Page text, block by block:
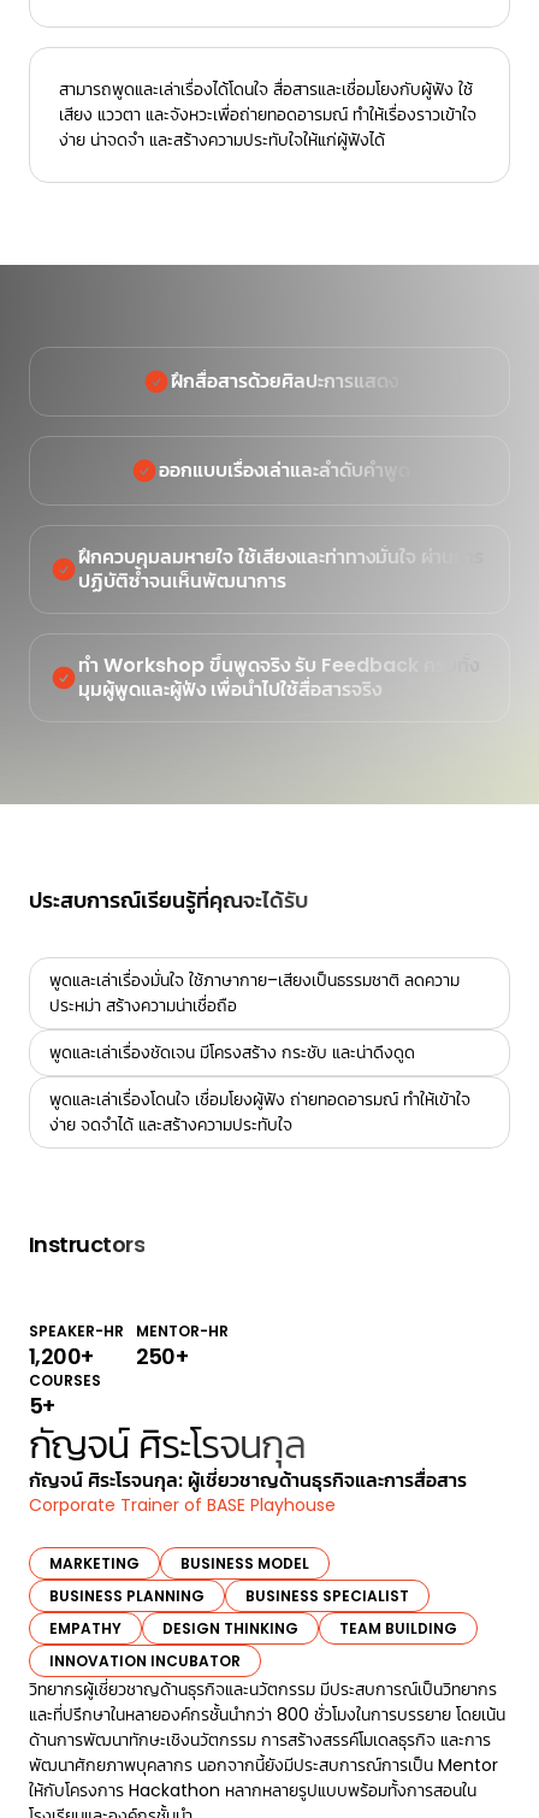
สามารถพูดและเล่าเรื่องได้โดนใจ สื่อสารและเชื่อมโยงกับผู้ฟัง ใช้
เสียง แววตา และจังหวะเพื่อถ่ายทอดอารมณ์ ทำให้เรื่องราวเข้าใจ
ง่าย น่าจดจำ และสร้างความประทับใจให้แก่ผู้ฟังได้
ฝึกสื่อสารด้วยศิลปะการแสดง
ออกแบบเรื่องเล่าและลำดับคำพูด
ฝึกควบคุมลมหายใจ ใช้เสียงและท่าทางมั่นใจ ผ่านการ
ปฏิบัติซ้ำจนเห็นพัฒนาการ
ทำ Workshop ขึ้นพูดจริง รับ Feedback ครบทั้ง
มุมผู้พูดและผู้ฟัง เพื่อนำไปใช้สื่อสารจริง
ประสบการณ์เรียนรู้ที่คุณจะได้รับ
พูดและเล่าเรื่องมั่นใจ ใช้ภาษากาย–เสียงเป็นธรรมชาติ ลดความ
ประหม่า สร้างความน่าเชื่อถือ
พูดและเล่าเรื่องชัดเจน มีโครงสร้าง กระชับ และน่าดึงดูด
พูดและเล่าเรื่องโดนใจ เชื่อมโยงผู้ฟัง ถ่ายทอดอารมณ์ ทำให้เข้าใจ
ง่าย จดจำได้ และสร้างความประทับใจ
Instructors
กัญจน์ ศิระโรจนกุล
กัญจน์ ศิระโรจนกุล: ผู้เชี่ยวชาญด้านธุรกิจและการสื่อสาร
Corporate Trainer of BASE Playhouse
MARKETING
BUSINESS MODEL
BUSINESS PLANNING
BUSINESS SPECIALIST
EMPATHY
DESIGN THINKING
TEAM BUILDING
INNOVATION INCUBATOR
วิทยากรผู้เชี่ยวชาญด้านธุรกิจและนวัตกรรม มีประสบการณ์เป็นวิทยากร
และที่ปรึกษาในหลายองค์กรชั้นนำกว่า 800 ชั่วโมงในการบรรยาย โดยเน้น
ด้านการพัฒนาทักษะเชิงนวัตกรรม การสร้างสรรค์โมเดลธุรกิจ และการ
พัฒนาศักยภาพบุคลากร นอกจากนี้ยังมีประสบการณ์การเป็น Mentor
ให้กับโครงการ Hackathon หลากหลายรูปแบบพร้อมทั้งการสอนใน
SPEAKER-HR
1,200+
MENTOR-HR
250+
COURSES
5+